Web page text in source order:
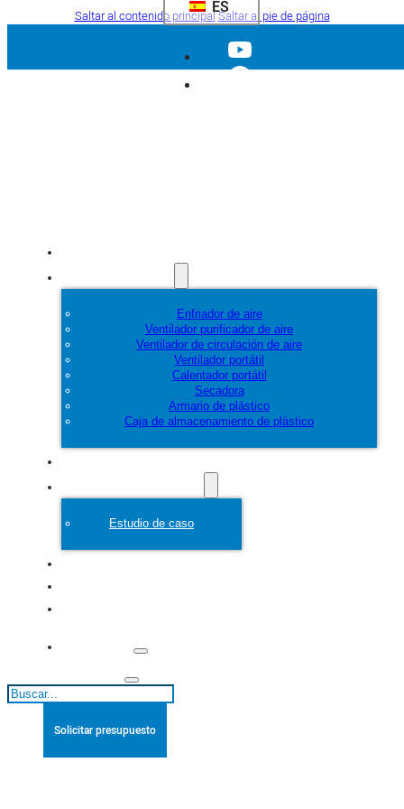
Saltar al contenido principalSaltar al pie de página
ES
Enfriador de aire
Ventilador purificador de aire
Ventilador de circulación de aire
Ventilador portátil
Calentador portátil
Secadora
Armario de plástico
Caja de almacenamiento de plástico
Estudio de caso
Buscar
Solicitar presupuesto